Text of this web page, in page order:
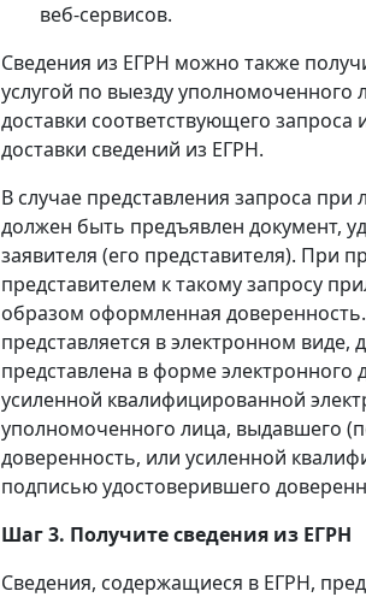
веб-сервисов.
Сведения из ЕГРН можно также
услугой по выезду уполномоченного
доставки соответствующего запроса
доставки сведений из ЕГРН.
В случае представления запроса
должен быть предъявлен документ,
заявителя (его представителя). При
представителем к такому запросу
образом оформленная
представляется в электронном
представлена в форме электронного
усиленной квалифицированной
уполномоченного лица, выдавшего
доверенность, или усиленной
подписью удостоверившего
Шаг 3. Получите сведения из ЕГРН
Сведения, содержащиеся в ЕГРН,